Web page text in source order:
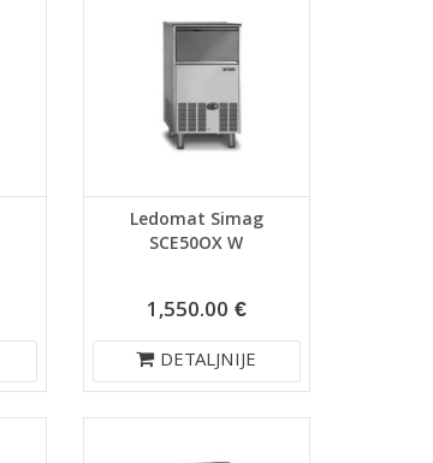
Ledomat Simag
SCE50OX W
1,550.00 €
DETALJNIJE